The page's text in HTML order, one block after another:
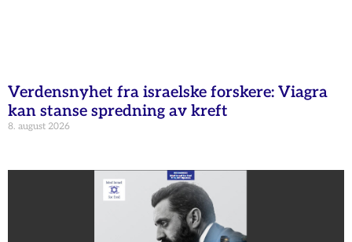
Verdensnyhet fra israelske forskere: Viagra
kan stanse spredning av kreft
8. august 2026